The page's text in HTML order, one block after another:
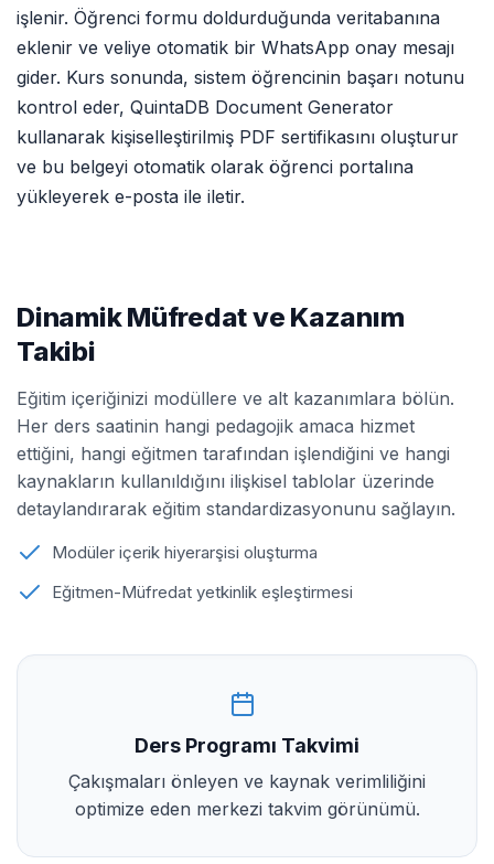
işlenir. Öğrenci formu doldurduğunda veritabanına
eklenir ve veliye otomatik bir WhatsApp onay mesajı
gider. Kurs sonunda, sistem öğrencinin başarı notunu
kontrol eder, QuintaDB Document Generator
kullanarak kişiselleştirilmiş PDF sertifikasını oluşturur
ve bu belgeyi otomatik olarak öğrenci portalına
yükleyerek e-posta ile iletir.
Dinamik Müfredat ve Kazanım
Takibi
Eğitim içeriğinizi modüllere ve alt kazanımlara bölün.
Her ders saatinin hangi pedagojik amaca hizmet
ettiğini, hangi eğitmen tarafından işlendiğini ve hangi
kaynakların kullanıldığını ilişkisel tablolar üzerinde
detaylandırarak eğitim standardizasyonunu sağlayın.
Modüler içerik hiyerarşisi oluşturma
Eğitmen-Müfredat yetkinlik eşleştirmesi
Ders Programı Takvimi
Çakışmaları önleyen ve kaynak verimliliğini
optimize eden merkezi takvim görünümü.